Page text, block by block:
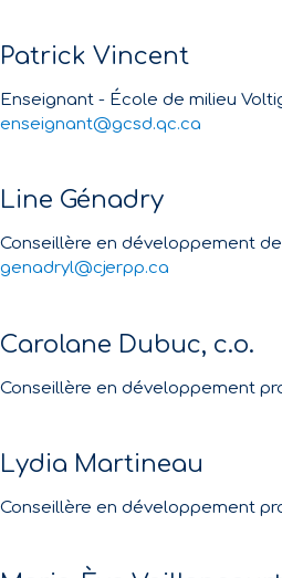
Patrick Vincent
Enseignant - École de milieu
enseignant@gcsd.qc.ca
Line Génadry
Conseillère en développement
genadryl@cjerpp.ca
Carolane Dubuc, c.o.
Conseillère en développement
Lydia Martineau
Conseillère en développement